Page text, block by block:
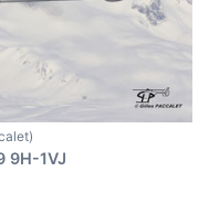
9H-1VJ